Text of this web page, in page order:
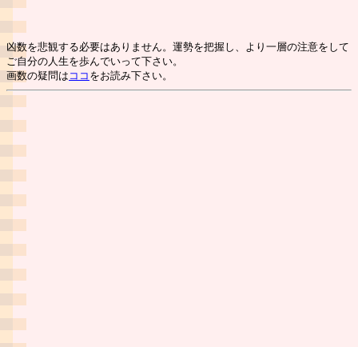
凶数を悲観する必要はありません。運勢を把握し、より一層の注意をして
ご自分の人生を歩んでいって下さい。
画数の疑問は ココ をお読み下さい。